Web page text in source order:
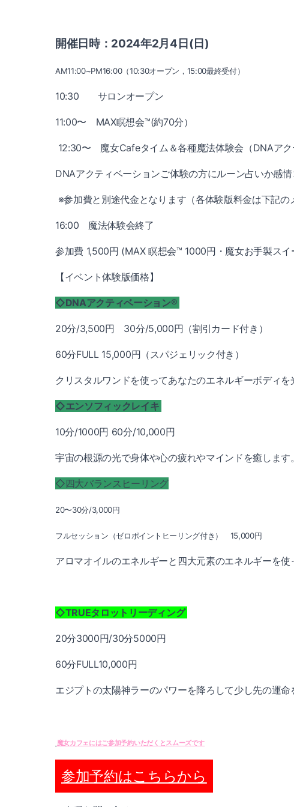
開催日時：2024年2月4日(日)
AM11:00~PM16:00（10:30オープン，15:00最終受付）
10:30 サロンオープン
11:00〜 MAX瞑想会™(約70分）
12:30〜 魔女Cafeタイム＆各種魔法体験会（DNAア
DNAアクティベーションご体験の方にルーン占いか感
※参加費と別途代金となります（各体験版料金は下記の
16:00 魔法体験会終了
参加費 1,500円 (MAX 瞑想会™ 1000円・魔女お手製スイ
【イベント体験版価格】
◇DNAアクティベーション®
20分/3,500円 30分/5,000円（割引カード付き）
60分FULL 15,000円（スパジェリック付き）
クリスタルワンドを使ってあなたのエネルギーボディを
◇エンソフィックレイキ
10分/1000円 60分/10,000円
宇宙の根源の光で身体や心の疲れやマインドを癒します。
◇四大バランスヒーリング
20〜30分/3,000円
フルセッション（ゼロポイントヒーリング付き） 15,000円
アロマオイルのエネルギーと四大元素のエネルギーを
◇TRUEタロットリーディング
20分3000円/30分5000円
60分FULL10,000円
エジプトの太陽神ラーのパワーを降ろして少し先の運
魔女カフェにはご参加予約いただくとスムーズです
参加予約はこちらから